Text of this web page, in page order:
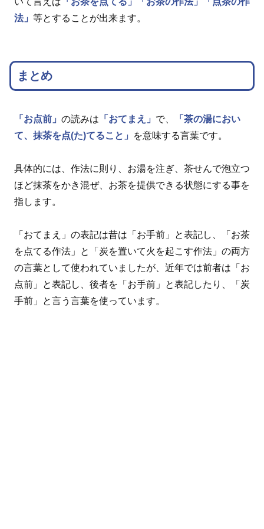
法」 等とすることが出来ます。
まとめ
「お点前」 の読みは 「おてまえ」 で、
「茶の湯におい
て、抹茶を点(た)てること」
を意味する言葉です。
具体的には、作法に則り、お湯を注ぎ、茶せんで泡立つ
ほど抹茶をかき混ぜ、お茶を提供できる状態にする事を
指します。
「おてまえ」の表記は昔は「お手前」と表記し、「お茶
を点てる作法」と「炭を置いて火を起こす作法」の両方
の言葉として使われていましたが、近年では前者は「お
点前」と表記し、後者を「お手前」と表記したり、「炭
手前」と言う言葉を使っています。